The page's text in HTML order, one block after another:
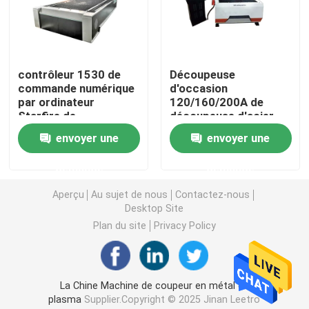
Machine en bois de routeur de commande numérique
Machine de routeur de commande numérique par
Machine de routeur de commande numérique par
Machine de découpe au plasma
Machine de revêtement UV
Album faisant la machine
contrôleur 1530 de
commande numérique
par ordinateur
Starfire de
découpeuse du
plasma 200A Stainless
Steel
envoyer une
Découpeuse
d'occasion
120/160/200A de
découpeuse d'acier
inoxydable de
commande numérique
par ordinateur
envoyer une
Aperçu Au sujet de nous
Contactez-nous
Desktop Site
Plan du site
Privacy Policy
La Chine Machine de coupeur en métal de
plasma Supplier.Copyright © 2025 Jinan Leetro